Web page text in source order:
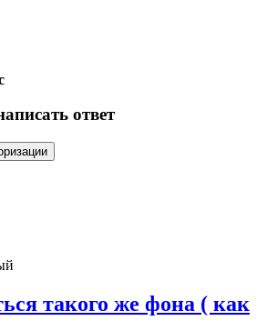
ответ
такого же фона ( как